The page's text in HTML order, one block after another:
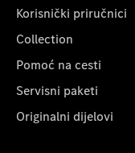
Korisnički priručnici
Collection
Pomoć na cesti
Servisni paketi
Originalni dijelovi